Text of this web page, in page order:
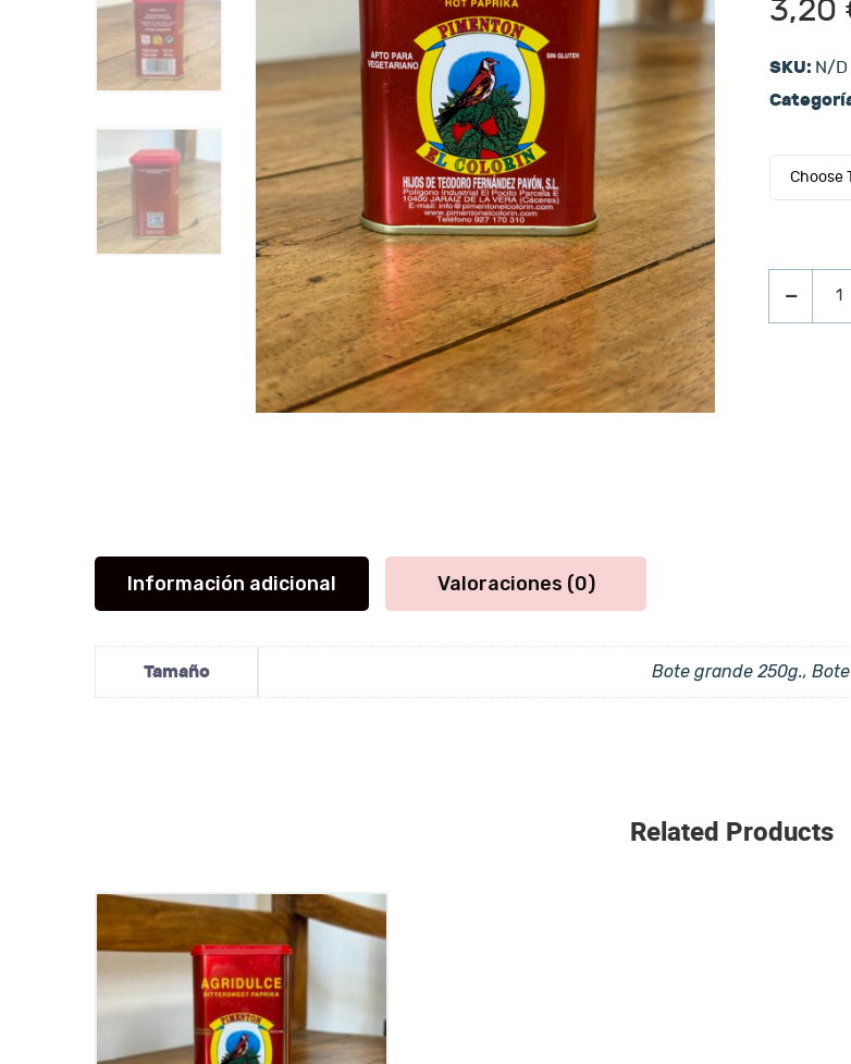
3,20
SKU: N/D
Información adicional Valoraciones (0)
Tamaño Bote grande 250g.,
Related Products